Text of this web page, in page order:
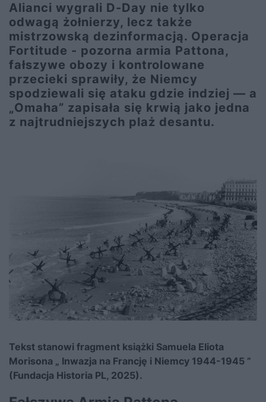
Alianci wygrali D-Day nie tylko
odwagą żołnierzy, lecz także
mistrzowską dezinformacją. Operacja
Fortitude - pozorna armia Pattona,
fałszywe obozy i kontrolowane
przecieki sprawiły, że Niemcy
spodziewali się ataku gdzie indziej — a
„Omaha” zapisała się krwią jako jedna
z najtrudniejszych plaż desantu.
Tekst stanowi fragment książki Samuela Eliota
Morisona „ Inwazja na Francję i Niemcy 1944-1945 ”
(Fundacja Historia PL, 2025).